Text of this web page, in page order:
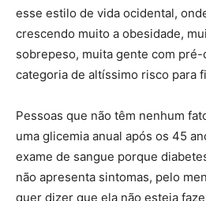
esse estilo de vida ocidental,
crescendo muito a obesidade,
sobrepeso, muita gente com
categoria de altíssimo risco para
Pessoas que não têm nenhum
uma glicemia anual após os 45
exame de sangue porque
não apresenta sintomas, pelo
quer dizer que ela não esteja